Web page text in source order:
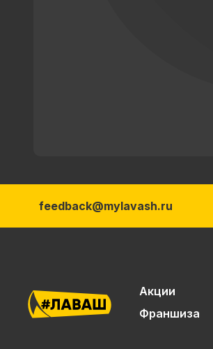
feedback@mylavash.ru
Акции
Франшиза